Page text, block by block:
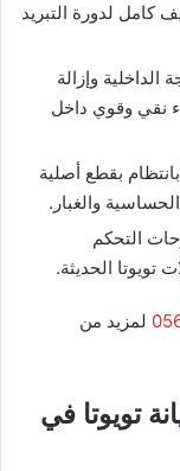
كامل لدورة التبريد
وإزالة
نقي وقوي داخل
بقطع أصلية
والغبار.
التحكم
تويوتا الحديثة.
لمزيد من
تويوتا في